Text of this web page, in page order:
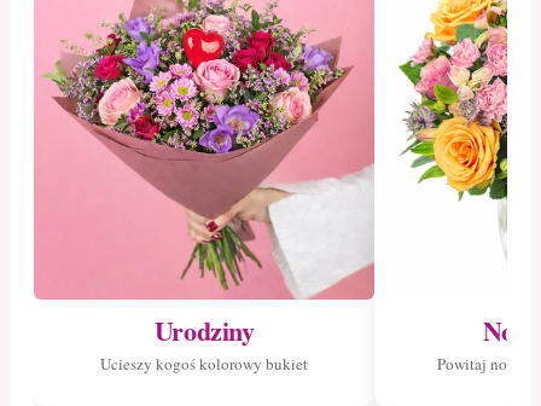
Urodziny
Ucieszy kogoś kolorowy bukiet Powitaj